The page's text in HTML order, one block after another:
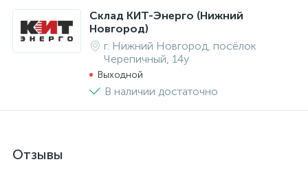
Склад КИТ-Энерго (Нижний
Новгород)
г. Нижний Новгород, посёлок
Черепичный, 14у
Выходной
В наличии достаточно
Отзывы